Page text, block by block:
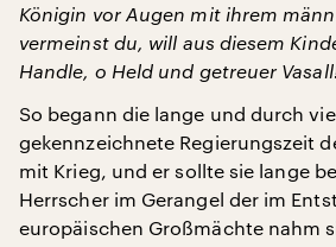
Königin vor Augen mit ihrem
vermeinst du, will aus diesem
Handle, o Held und getreuer
So begann die lange und durch
gekennzeichnete Regierungszeit
mit Krieg, und er sollte sie lange
Herrscher im Gerangel der im
europäischen Großmächte nahm